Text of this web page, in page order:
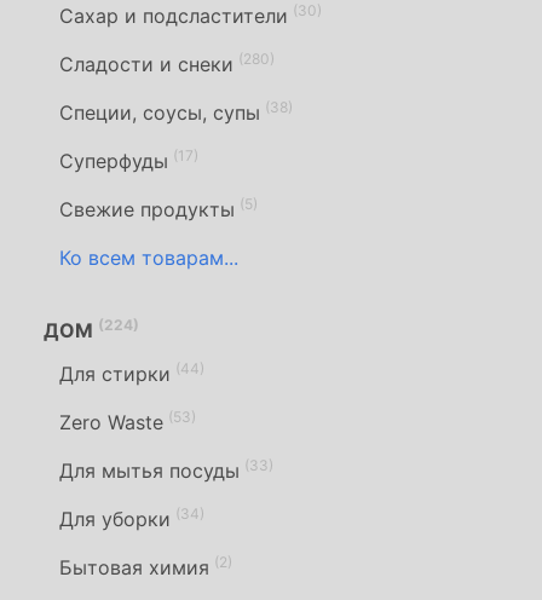
Сахар и подсластители (30)
Сладости и снеки (280)
Специи, соусы, супы (38)
Суперфуды (17)
Свежие продукты (5)
Ко всем товарам...
ДОМ (224)
Для стирки (44)
Zero Waste (53)
Для мытья посуды (33)
Для уборки (34)
Бытовая химия (2)